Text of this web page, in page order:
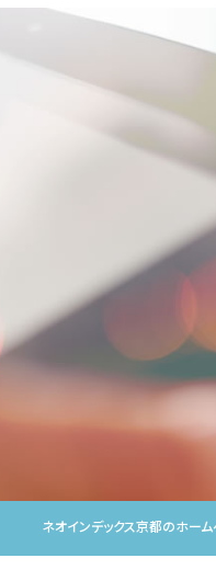
ネオインデックス京都のホー